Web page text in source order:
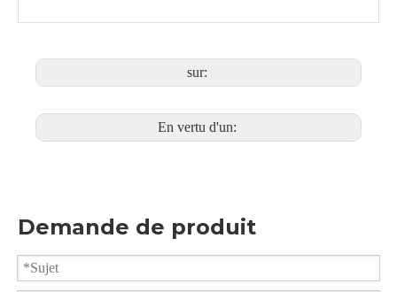
Vanne à boisseau sphérique 3 voies à brides Q45F Vanne à boisseau sphérique 3 voies verticale Tri-Clamp Q83F
d'opération électrique
Caractéristique de
2) Arrêt central en option avec structure à
sur:
En vertu d'un:
Demande de produit